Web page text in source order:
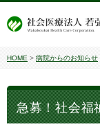
HOME > 病院からのお知らせ
急募！社会福